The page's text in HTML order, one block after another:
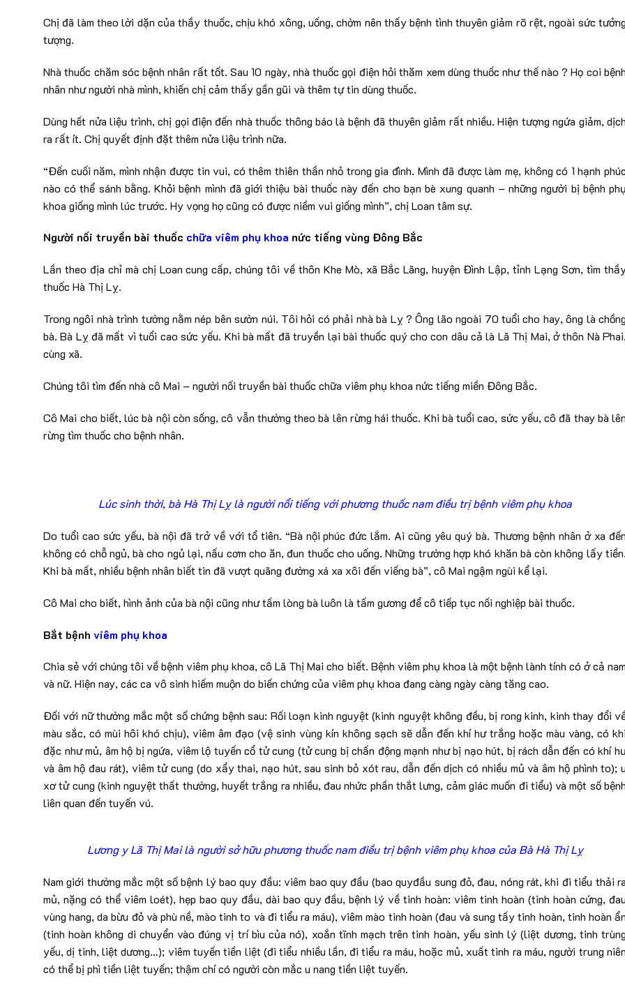
Chị đã làm theo lời dặn của thầy thuốc, chịu khó xông, uống, chờm nên thấy bệnh tình thuyên giảm rõ rệt, ngoài sức tưởng
tượng.
Nhà thuốc chăm sóc bệnh nhân rất tốt. Sau 10 ngày, nhà thuốc gọi điện hỏi thăm xem dùng thuốc như thế nào ? Họ coi bệnh
nhân như người nhà mình, khiến chị cảm thấy gần gũi và thêm tự tin dùng thuốc.
Dùng hết nửa liệu trình, chị gọi điện đến nhà thuốc thông báo là bệnh đã thuyên giảm rất nhiều. Hiện tượng ngứa giảm, dịch
ra rất ít. Chị quyết định đặt thêm nửa liệu trình nữa.
“Đến cuối năm, mình nhận được tin vui, có thêm thiên thần nhỏ trong gia đình. Mình đã được làm mẹ, không có 1 hạnh phúc
nào có thể sánh bằng. Khỏi bệnh mình đã giới thiệu bài thuốc này đến cho bạn bè xung quanh – những người bị bệnh phụ
khoa giống mình lúc trước. Hy vọng họ cũng có được niềm vui giống mình”, chị Loan tâm sự.
Người nối truyền bài thuốc chữa viêm phụ khoa nức tiếng vùng Đông Bắc
Lần theo địa chỉ mà chị Loan cung cấp, chúng tôi về thôn Khe Mò, xã Bắc Lãng, huyện Đình Lập, tỉnh Lạng Sơn, tìm
thuốc Hà Thị Lỵ.
Trong ngôi nhà trình tường nằm nép bên sườn núi. Tôi hỏi có phải nhà bà Lỵ ? Ông lão ngoài 70 tuổi cho hay, ông là chồng
bà. Bà Lỵ đã mất vì tuổi cao sức yếu. Khi bà mất đã truyền lại bài thuốc quý cho con dâu cả là Lã Thị Mai, ở thôn Nà Phai,
cùng xã.
Chúng tôi tìm đến nhà cô Mai – người nối truyền bài thuốc chữa viêm phụ khoa nức tiếng miền Đông Bắc.
Cô Mai cho biết, lúc bà nội còn sống, cô vẫn thường theo bà lên rừng hái thuốc. Khi bà tuổi cao, sức yếu, cô đã thay bà lên
rừng tìm thuốc cho bệnh nhân.
Lúc sinh thời, bà Hà Thị Lỵ là người nổi tiếng với phương thuốc nam điều trị bệnh viêm phụ khoa
Do tuổi cao sức yếu, bà nội đã trở về với tổ tiên. “Bà nội phúc đức lắm. Ai cũng yêu quý bà. Thương bệnh nhân ở xa đến
không có chỗ ngủ, bà cho ngủ lại, nấu cơm cho ăn, đun thuốc cho uống. Những trường hợp khó khăn bà còn không lấy tiền.
Khi bà mất, nhiều bệnh nhân biết tin đã vượt quãng đường xá xa xôi đến viếng bà”, cô Mai ngậm ngùi kể lại.
Cô Mai cho biết, hình ảnh của bà nội cũng như tấm lòng bà luôn là tấm gương để cô tiếp tục nối nghiệp bài thuốc.
Bắt bệnh viêm phụ khoa
Chia sẻ với chúng tôi về bệnh viêm phụ khoa, cô Lã Thị Mai cho biết. Bệnh viêm phụ khoa là một bệnh lành tính có ở cả nam
và nữ. Hiện nay, các ca vô sinh hiếm muộn do biến chứng của viêm phụ khoa đang càng ngày càng tăng cao.
Đối với nữ thường mắc một số chứng bệnh sau: Rối loạn kinh nguyệt (kinh nguyệt không đều, bị rong kinh, kinh thay đổi
màu sắc, có mùi hôi khó chịu), viêm âm đạo (vệ sinh vùng kín không sạch sẽ dẫn đến khí hư trắng hoặc màu vàng, có khi
đặc như mủ, âm hộ bị ngứa, viêm lộ tuyến cổ tử cung (tử cung bị chấn động mạnh như bị nạo hút, bị rách dẫn đến có khí
và âm hộ đau rát), viêm tử cung (do xẩy thai, nạo hút, sau sinh bỏ xót rau, dẫn đến dịch có nhiều mủ và âm hộ phình to); u
xơ tử cung (kinh nguyệt thất thường, huyết trắng ra nhiều, đau nhức phần thắt lưng, cảm giác muốn đi tiểu) và một số bệnh
liên quan đến tuyến vú.
Lương y Lã Thị Mai là người sở hữu phương thuốc nam điều trị bệnh viêm phụ khoa của Bà Hà Thị Lỵ
Nam giới thường mắc một số bệnh lý bao quy đầu: viêm bao quy đầu (bao quyđầu sung đỏ, đau, nóng rát, khi đi tiểu thải ra
mủ, nặng có thể viêm loét), hẹp bao quy đầu, dài bao quy đầu, bệnh lý về tinh hoàn: viêm tinh hoàn (tinh hoàn cứng, đau
vùng hang, da bừu đỏ và phù nề, mào tinh to và đi tiểu ra máu), viêm mào tinh hoàn (đau và sung tấy tinh hoàn, tinh hoàn ẩn
(tinh hoàn không di chuyển vào đúng vị trí bìu của nó), xoắn tĩnh mạch trên tinh hoàn, yếu sinh lý (liệt dương, tinh trùng
yếu, dị tinh, liệt dương…); viêm tuyến tiền liệt (đi tiểu nhiều lần, đi tiểu ra máu, hoặc mủ, xuất tinh ra máu, người trung niên
có thể bị phì tiền liệt tuyến; thậm chí có người còn mắc u nang tiền liệt tuyến.